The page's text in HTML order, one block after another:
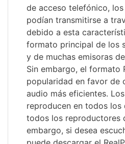
de acceso telefónico,
podían transmitirse a
debido a esta
formato principal de los
y de muchas emisoras
Sin embargo, el formato
popularidad en favor de
audio más eficientes.
reproducen en todos
todos los reproductores
embargo, si desea